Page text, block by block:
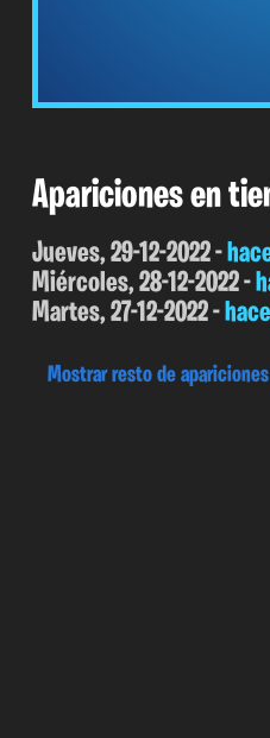
Apariciones en
Jueves, 29-12-2022 -
Miércoles, 28-12-2022 -
Martes, 27-12-2022 -
Mostrar resto de apariciones